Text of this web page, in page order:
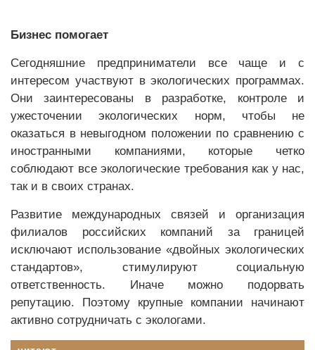
Бизнес помогает
Сегодняшние предприниматели все чаще и с
интересом участвуют в экологических программах.
Они заинтересованы в разработке, контроле и
ужесточении экологических норм, чтобы не
оказаться в невыгодном положении по сравнению с
иностранными компаниями, которые четко
соблюдают все экологические требования как у нас,
так и в своих странах.
Развитие международных связей и организация
филиалов российских компаний за границей
исключают использование «двойных экологических
стандартов», стимулируют социальную
ответственность. Иначе можно подорвать
репутацию. Поэтому крупные компании начинают
активно сотрудничать с экологами.